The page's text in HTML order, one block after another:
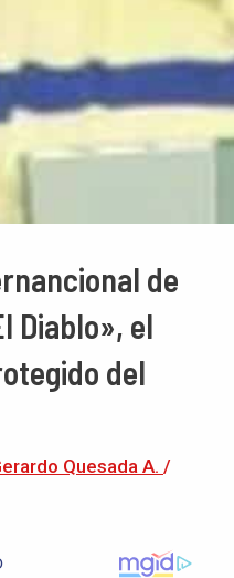
de
Diablo», el
del
Quesada A. /